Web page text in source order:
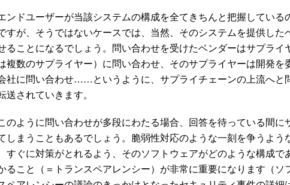
ンドユーザーが当該システムの構成を全てきちんと把握している
すが、そうではないケースでは、当然、そのシステムを提供した
ることになるでしょう。問い合わせを受けたベンダーはサプライ
複数のサプライヤー）に問い合わせ、そのサプライヤーは開発を
社に問い合わせ……というように、サプライチェーンの上流へと
送されていきます。
のように問い合わせが多段にわたる場合、回答を待っている間に
しまうこともあるでしょう。脆弱性対応のような一刻を争うよう
すぐに対策がとれるよう、そのソフトウェアがどのような構成で
ること（＝トランスペアレンシー）が非常に重要になります（ソ